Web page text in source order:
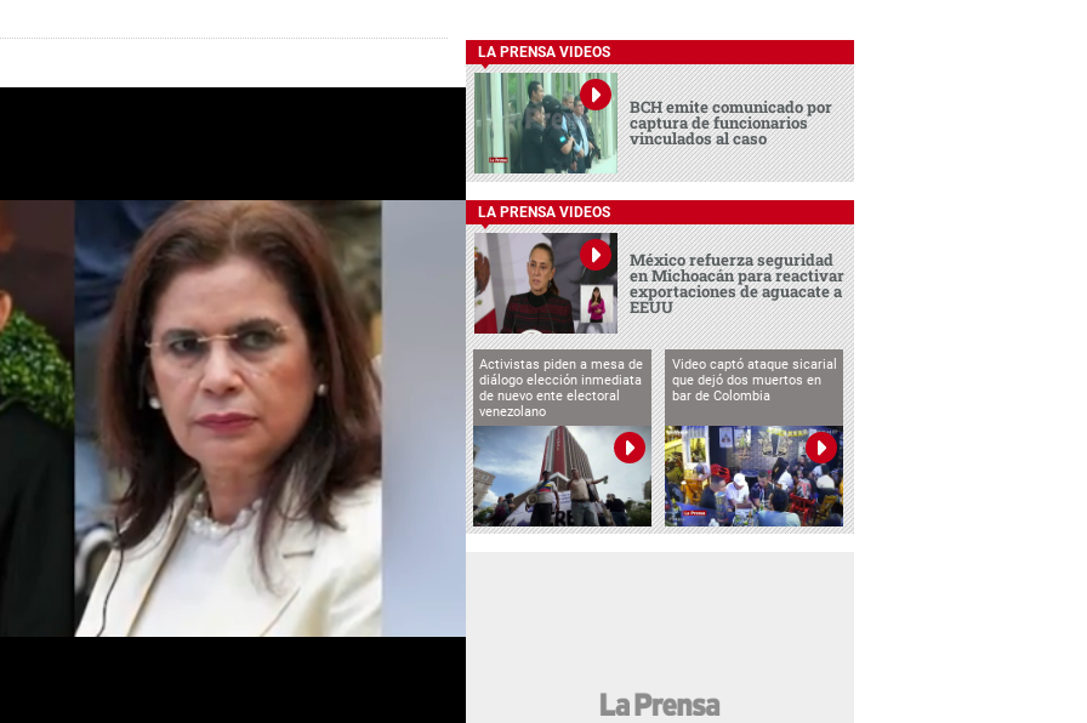
LA PRENSA VIDEOS
BCH emite comunicado por
captura de funcionarios
vinculados al caso
LA PRENSA VIDEOS
México refuerza seguridad
en Michoacán para reactivar
exportaciones de aguacate a
EEUU
Activistas piden a mesa de
diálogo elección inmediata
de nuevo ente electoral
venezolano
Video captó ataque sicarial
que dejó dos muertos en
bar de Colombia